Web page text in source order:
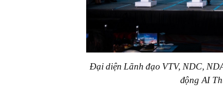
Đại diện Lãnh đạo VTV, NDC,
động AI